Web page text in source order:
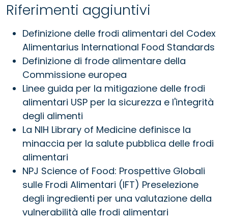
Riferimenti aggiuntivi
Definizione delle frodi alimentari del Codex
Alimentarius International Food Standards
Definizione di frode alimentare della
Commissione europea
Linee guida per la mitigazione delle frodi
alimentari USP per la sicurezza e l'integrità
degli alimenti
La NIH Library of Medicine definisce la
minaccia per la salute pubblica delle frodi
alimentari
NPJ Science of Food: Prospettive Globali
sulle Frodi Alimentari (IFT) Preselezione
degli ingredienti per una valutazione della
vulnerabilità alle frodi alimentari